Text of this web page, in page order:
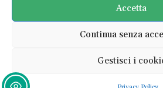
Accetta
Continua senza
Gestisci i
rischia di non tenere il
con la raccolta
EconomiaCircolare.com - 20 Luglio